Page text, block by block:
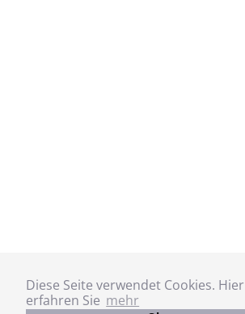
Diese Seite verwendet Cookies. Hier
erfahren Sie mehr